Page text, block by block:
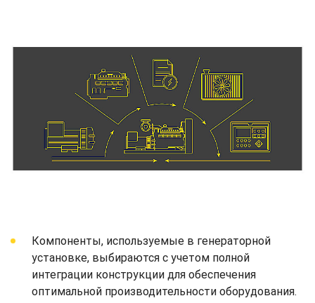
Компоненты, используемые в генераторной
установке, выбираются с учетом полной
интеграции конструкции для обеспечения
оптимальной производительности оборудования.